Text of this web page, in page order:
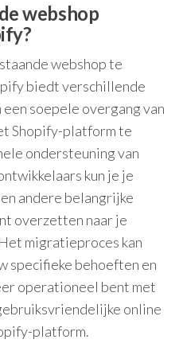
webshop
webshop te
biedt verschillende
soepele overgang van
Shopify-platform te
ondersteuning van
kun je je
andere belangrijke
overzetten naar je
migratieproces kan
specifieke behoeften en
operationeel bent met
online
platform.